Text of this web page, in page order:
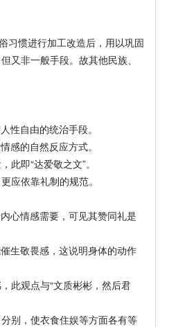
惯进行加工改造后，用以巩固
又非一般手段。故其他民族、
自由的统治手段。
的自然反应方式。
即“达爱敬之文”。
依靠礼制的规范。
心情感需要，可见其赞同礼是
生敬畏感，这说明身体的动作
此观点与“文质彬彬，然后君
别，使衣食住娱等方面各有等